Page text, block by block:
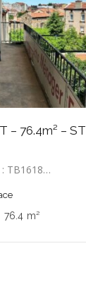
– 76.4m² – ST
: TB1618…
76.4 m²